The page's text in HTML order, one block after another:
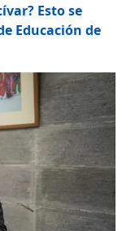
Esto se
Educación de